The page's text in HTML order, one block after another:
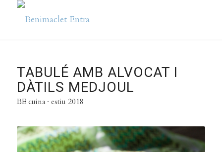
TABULÉ AMB ALVOCAT I
DÀTILS MEDJOUL
BE cuina · estiu 2018